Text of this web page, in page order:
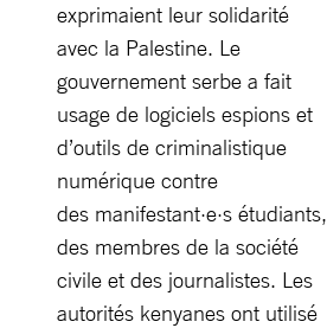
exprimaient leur solidarité
avec la Palestine. Le
gouvernement serbe a fait
usage de logiciels espions et
d’outils de criminalistique
numérique contre
des manifestant·e·s étudiants,
des membres de la société
civile et des journalistes. Les
autorités kenyanes ont utilisé